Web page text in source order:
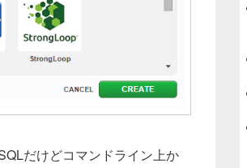
だけどコマンドライン上か